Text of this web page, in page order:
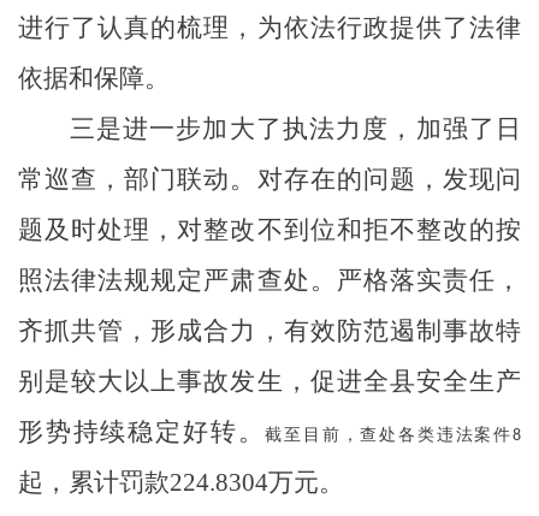
进行了认真的梳理，为依法行政提供了法律
依据和保障。
三是进一步加大了执法力度，加强了日
常巡查，部门联动。 对存在的问题，发现问
题及时处理，对整改不到位和拒不整改的按
照法律法规规定严肃查处。严格落实责任，
齐抓共管，形成合力，有效防范遏制事故特
别是较大以上事故发生，促进全县安全生产
形势持续稳定好转。截至目前，查处各类违法案件8
起，累计罚款224.8304万元。